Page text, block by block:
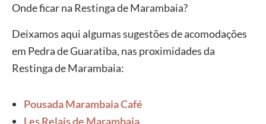
Onde ficar na Restinga de Marambaia?
Deixamos aqui algumas sugestões de acomodações
em Pedra de Guaratiba, nas proximidades da
Restinga de Marambaia:
Pousada Marambaia Café
Les Relais de Marambaia